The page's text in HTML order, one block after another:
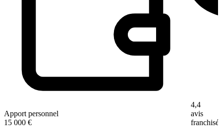
Apport personnel
15 000 €
4,4
avis
franchisé